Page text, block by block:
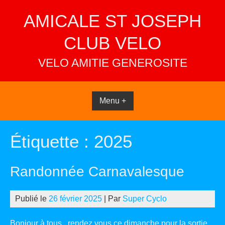
contentAMICALE ST JOSEPH
CLUB VELO
VELO AMITIE GENEROSITE
Menu +
Étiquette : 2025
Randonnée Carnavalesque
Publié le 26 février 2025 | Par Super Cyclo
Bonjour à tous , rendez vous ce dimanche pour la sortie